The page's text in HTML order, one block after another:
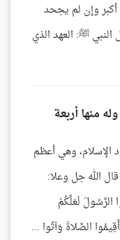
أكبر وإن لم يجحد
النبي ﷺ: العهد الذي
منها أربعة
الإسلام، وهي أعظم
الله جل وعلا:
الرَّسُولَ لَعَلَّكُمْ